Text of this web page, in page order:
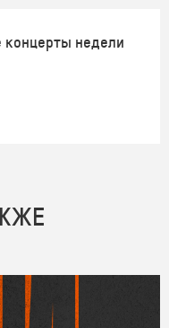
концерты недели